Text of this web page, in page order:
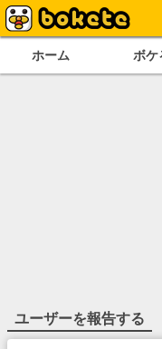
ホーム ボケ
ユーザーを報告する